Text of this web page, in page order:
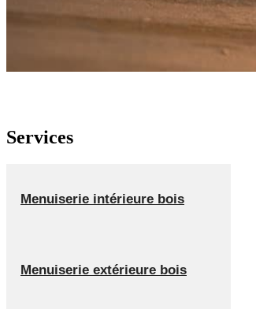
Services
Menuiserie intérieure bois
Menuiserie extérieure bois